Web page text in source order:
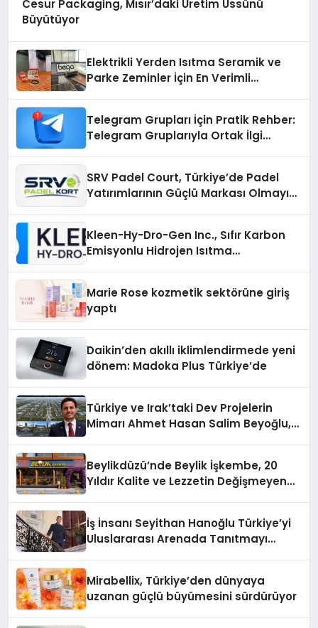
Cesur Packaging, Mısır’daki Üretim Üssünü
Büyütüyor
Elektrikli Yerden Isıtma Seramik ve
Parke Zeminler İçin En Verimli
Telegram Grupları İçin Pratik Rehber:
Telegram Gruplarıyla Ortak İlgi
SRV Padel Court, Türkiye’de Padel
Yatırımlarının Güçlü Markası Olmayı
Kleen-Hy-Dro-Gen Inc., Sıfır Karbon
Emisyonlu Hidrojen Isıtma
Marie Rose kozmetik sektörüne giriş
yaptı
Daikin’den akıllı iklimlendirmede yeni
dönem: Madoka Plus Türkiye’de
Türkiye ve Irak’taki Dev Projelerin
Mimarı Ahmet Hasan Salim Beyoğlu,
Hayata Geçirecek
Beylikdüzü’nde Beylik İşkembe, 20
Yıldır Kalite ve Lezzetin Değişmeyen
İş İnsanı Seyithan Hanoğlu Türkiye’yi
Uluslararası Arenada Tanıtmayı
Mirabellix, Türkiye’den dünyaya
uzanan güçlü büyümesini sürdürüyor